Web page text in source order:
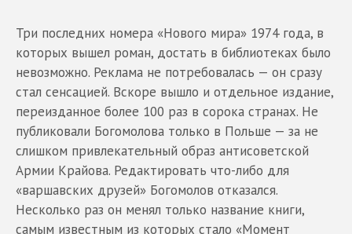
Три последних номера «Нового мира» 1974 года, в
которых вышел роман, достать в библиотеках было
невозможно. Реклама не потребовалась — он сразу
стал сенсацией. Вскоре вышло и отдельное издание,
переизданное более 100 раз в сорока странах. Не
публиковали Богомолова только в Польше — за не
слишком привлекательный образ антисоветской
Армии Крайова. Редактировать что-либо для
«варшавских друзей» Богомолов отказался.
Несколько раз он менял только название книги,
самым известным из которых стало «Момент